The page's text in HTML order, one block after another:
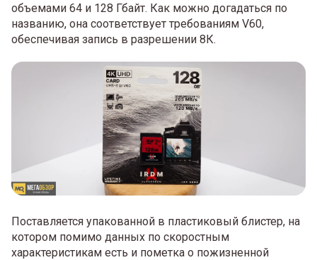
объемами 64 и 128 Гбайт. Как можно догадаться по
названию, она соответствует требованиям V60,
обеспечивая запись в разрешении 8К.
Поставляется упакованной в пластиковый блистер, на
котором помимо данных по скоростным
характеристикам есть и пометка о пожизненной